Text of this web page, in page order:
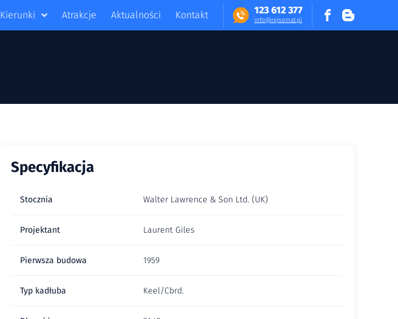
123 612 377
in​fo​@​​rej​somat​.​pl
Kierunki Atrakcje Aktualności Kontakt
Specyfikacja
Stocznia Walter Lawrence & Son Ltd. (UK)
Projektant Laurent Giles
Pierwsza budowa 1959
Typ kadłuba Keel/Cbrd.